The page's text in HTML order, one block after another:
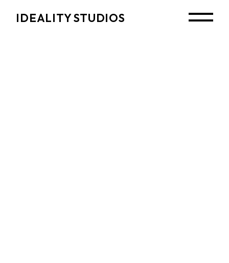
IDEALITY STUDIOS